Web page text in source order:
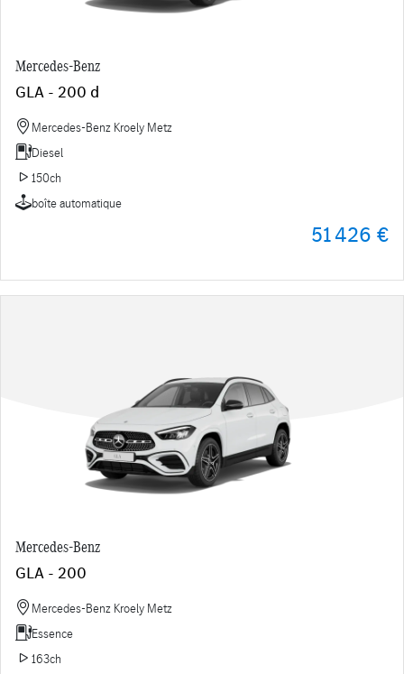
Mercedes-Benz
GLA - 200 d
Mercedes-Benz Kroely Metz
Diesel
150ch
boîte automatique
51 426 €
Mercedes-Benz
GLA - 200
Mercedes-Benz Kroely Metz
Essence
163ch